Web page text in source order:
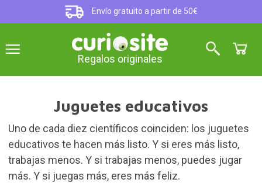
Envío gratuito a partir de 50€
Regalos originales
Juguetes educativos
Uno de cada diez científicos coinciden: los juguetes
educativos te hacen más listo. Y si eres más listo,
trabajas menos. Y si trabajas menos, puedes jugar
más. Y si juegas más, eres más feliz.